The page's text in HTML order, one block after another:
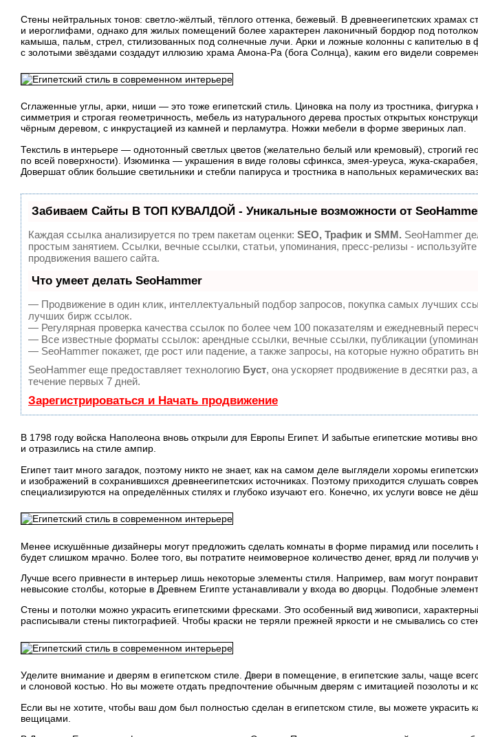
Стены нейтральных тонов: светло-жёлтый , тёплого оттенка, бежевый. В древнеегипетских
и иероглифами, однако для жилых помещений более характерен лаконичный бордюр под потолком
камыша, пальм, стрел, стилизованных под солнечные лучи. Арки и ложные колонны с капителью
с золотыми звёздами создадут иллюзию храма Амона-Ра (бога Солнца), каким его видели
Сглаженные углы, арки, ниши — это тоже египетский стиль. Циновка на полу из тростника,
симметрия и строгая геометричность, мебель из натурального дерева простых открытых
чёрным деревом, с инкрустацией из камней и перламутра. Ножки мебели в форме звериных лап.
Текстиль в интерьере — однотонный светлых цветов (желательно белый или кремовый), строгий
по всей поверхности). Изюминка — украшения в виде головы сфинкса, змея-уреуса жука-скарабея
Довершат облик большие светильники и стебли папируса и тростника в напольных керамических
Забиваем Сайты В ТОП КУВАЛДОЙ - Уникальные возможности от
Каждая ссылка анализируется по трем пакетам оценки: SEO, Трафик и SMM. SeoHammer
простым занятием. Ссылки, вечные ссылки, статьи, упоминания, пресс-релизы -
продвижения вашего сайта.
Что умеет делать SeoHammer
— Продвижение в один клик, интеллектуальный подбор запросов, покупка самых лучших
лучших бирж ссылок.
— Регулярная проверка качества ссылок по более чем 100 показателям и ежедневный
— Все известные форматы ссылок: арендные ссылки, вечные ссылки, публикации
— SeoHammer покажет, где рост или падение, а также запросы, на которые нужно обратить
SeoHammer еще предоставляет технологию Буст, она ускоряет продвижение в десятки
течение первых 7 дней.
Зарегистрироваться и Начать продвижение
В 1798 году войска Наполеона вновь открыли для Европы Египет. И забытые египетские мотивы
и отразились на стиле ампир.
Египет таит много загадок, поэтому никто не знает, как на самом деле выглядели хоромы
и изображений в сохранившихся древнеегипетских источниках. Поэтому приходится слушать
специализируются на определённых стилях и глубоко изучают его. Конечно, их услуги вовсе не
Менее искушённые дизайнеры могут предложить сделать комнаты в форме пирамид или
будет слишком мрачно. Более того, вы потратите неимоверное количество денег, вряд ли получив
Лучше всего привнести в интерьер лишь некоторые элементы стиля. Например, вам могут
невысокие столбы, которые в Древнем Египте устанавливали у входа во дворцы. Подобные
Стены и потолки можно украсить египетскими фресками. Это особенный вид живописи,
расписывали стены пиктографией. Чтобы краски не теряли прежней яркости и не смывались со
Уделите внимание и дверям в египетском стиле. Двери в помещение, в египетские залы, чаще
и слоновой костью. Но вы можете отдать предпочтение обычным дверям с имитацией позолоты и
Если вы не хотите, чтобы ваш дом был полностью сделан в египетском стиле, вы можете украсить
вещицами.